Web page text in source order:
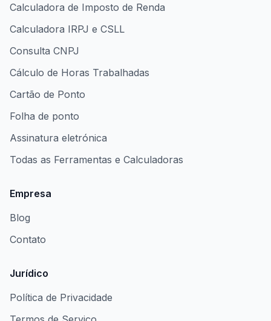
Calculadora de Imposto de Renda
Calculadora IRPJ e CSLL
Consulta CNPJ
Cálculo de Horas Trabalhadas
Cartão de Ponto
Folha de ponto
Assinatura eletrónica
Todas as Ferramentas e Calculadoras
Empresa
Blog
Contato
Jurídico
Política de Privacidade